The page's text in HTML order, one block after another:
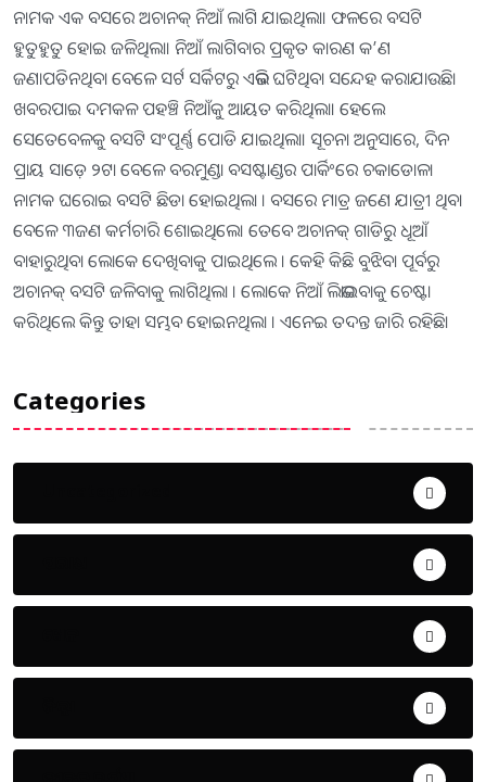
ନାମକ ଏକ ବସରେ ଅଚାନକ୍ ନିଆଁ ଲାଗି ଯାଇଥିଲା। ଫଳରେ ବସଟି
ହୁତୁହୁତୁ ହୋଇ ଜଳିଥିଲା। ନିଆଁ ଲାଗିବାର ପ୍ରକୃତ କାରଣ କ’ଣ
ଜଣାପଡିନଥିବା ବେଳେ ସର୍ଟ ସର୍କିଟରୁ ଏଭଳି ଘଟିଥିବା ସନ୍ଦେହ କରାଯାଉଛି।
ଖବରପାଇ ଦମକଳ ପହଞ୍ଚି ନିଆଁକୁ ଆୟତ କରିଥିଲା। ହେଲେ
ସେତେବେଳକୁ ବସଟି ସଂପୂର୍ଣ୍ଣ ପୋଡି ଯାଇଥିଲା। ସୂଚନା ଅନୁସାରେ, ଦିନ
ପ୍ରାୟ ସାଡ଼େ ୨ଟା ବେଳେ ବରମୁଣ୍ଡା ବସଷ୍ଟାଣ୍ଡର ପାର୍କିଂରେ ଚକାଡୋଳା
ନାମକ ଘରୋଇ ବସଟି ଛିଡା ହୋଇଥିଲା । ବସରେ ମାତ୍ର ଜଣେ ଯାତ୍ରୀ ଥିବା
ବେଳେ ୩ଜଣ କର୍ମଚାରି ଶୋଇଥିଲେ। ତେବେ ଅଚାନକ୍ ଗାଡିରୁ ଧୂଆଁ
ବାହାରୁଥିବା ଲୋକେ ଦେଖିବାକୁ ପାଇଥିଲେ । କେହି କିଛି ବୁଝିବା ପୂର୍ବରୁ
ଅଚାନକ୍ ବସଟି ଜଳିବାକୁ ଲାଗିଥିଲା । ଲୋକେ ନିଆଁ ଲିଭାଇବାକୁ ଚେଷ୍ଟା
କରିଥିଲେ କିନ୍ତୁ ତାହା ସମ୍ଭବ ହୋଇନଥିଲା । ଏନେଇ ତଦନ୍ତ ଜାରି ରହିଛି।
Categories